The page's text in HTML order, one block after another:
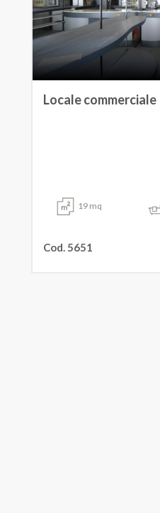
Locale commerciale
19 mq
Cod. 5651